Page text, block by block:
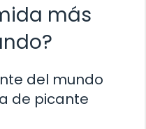
más
del mundo
de picante